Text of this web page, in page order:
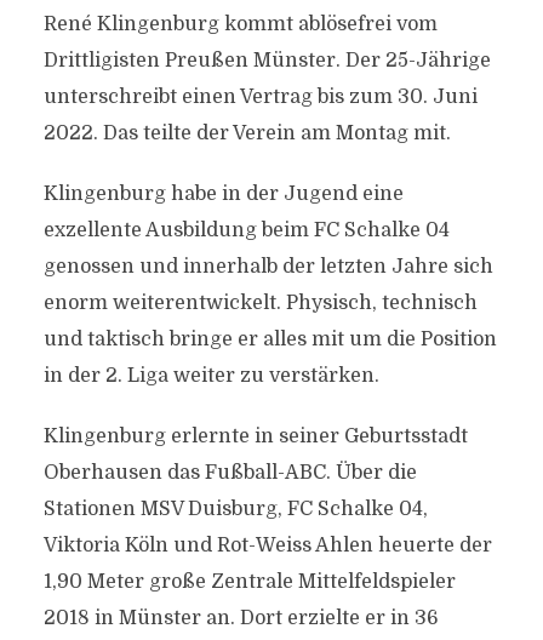
René Klingenburg kommt ablösefrei vom
Drittligisten Preußen Münster. Der 25-Jährige
unterschreibt einen Vertrag bis zum 30. Juni
2022. Das teilte der Verein am Montag mit.
Klingenburg habe in der Jugend eine
exzellente Ausbildung beim FC Schalke 04
genossen und innerhalb der letzten Jahre sich
enorm weiterentwickelt. Physisch, technisch
und taktisch bringe er alles mit um die Position
in der 2. Liga weiter zu verstärken.
Klingenburg erlernte in seiner Geburtsstadt
Oberhausen das Fußball-ABC. Über die
Stationen MSV Duisburg, FC Schalke 04,
Viktoria Köln und Rot-Weiss Ahlen heuerte der
1,90 Meter große Zentrale Mittelfeldspieler
2018 in Münster an. Dort erzielte er in 36